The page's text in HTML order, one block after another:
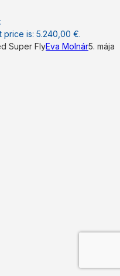
price is: 5.240,00 €.
Super FlyEva Molnár5. mája